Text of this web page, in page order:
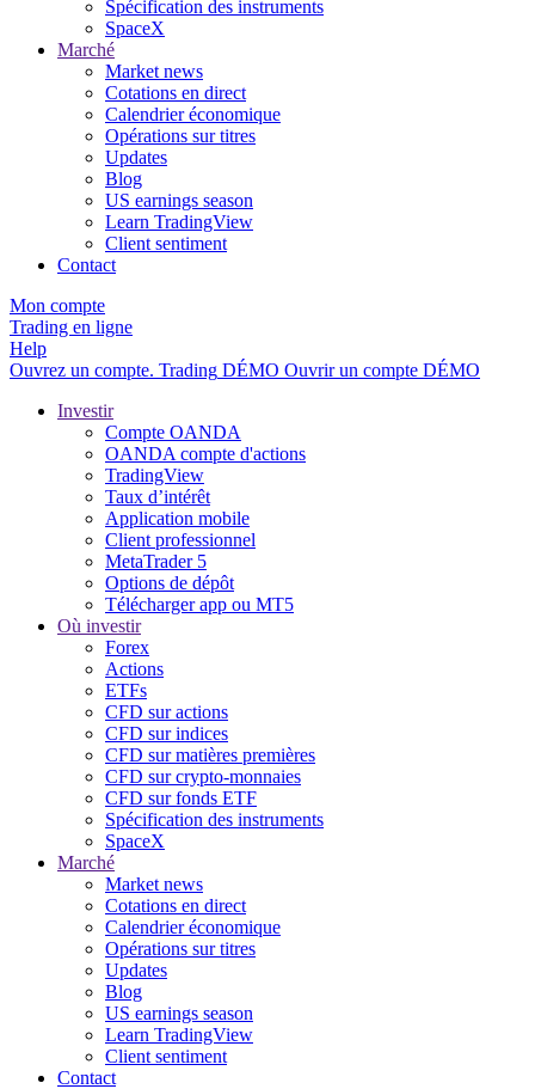
Spécification des instruments
SpaceX
Marché
Market news
Cotations en direct
Calendrier économique
Opérations sur titres
Updates
Blog
US earnings season
Learn TradingView
Client sentiment
Contact
Mon compte
Trading en ligne
Help
Ouvrez un compte. Trading DÉMO Ouvrir un compte DÉMO
Investir
Compte OANDA
OANDA compte d'actions
TradingView
Taux d’intérêt
Application mobile
Client professionnel
MetaTrader 5
Options de dépôt
Télécharger app ou MT5
Où investir
Forex
Actions
ETFs
CFD sur actions
CFD sur indices
CFD sur matières premières
CFD sur crypto-monnaies
CFD sur fonds ETF
Spécification des instruments
SpaceX
Marché
Market news
Cotations en direct
Calendrier économique
Opérations sur titres
Updates
Blog
US earnings season
Learn TradingView
Client sentiment
Contact